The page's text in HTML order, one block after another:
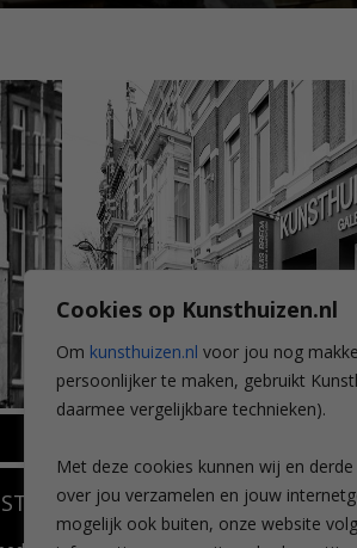
Cookies op Kunsthuizen.nl
Om kunsthuizen.nl voor jou nog
persoonlijker te maken, gebruikt
daarmee vergelijkbare technieken).
Met deze cookies kunnen wij en
over jou verzamelen en jouw
mogelijk ook buiten, onze website
Wilhelminastraat 11
4818 SB Breda
+31 (0)76 5221309
CONTACT